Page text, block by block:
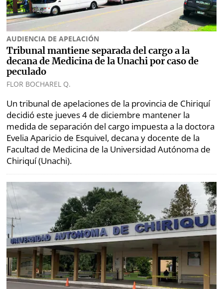
Mundo
Deportes
Tecnología
Ponle
la
Firma
Blogs
Fotografías
Videos
de
erratas
Historias
SERVICIOS
E-
Paper
Buscador
Comunicados
Catálogos
Contenido
marcas
RSS
Temas
AUDIENCIA DE APELACIÓN
Tribunal mantiene separada del cargo a la
decana de Medicina de la Unachi por caso de
peculado
FLOR BOCHAREL Q.
Un tribunal de apelaciones de la provincia de Chiriquí
decidió este jueves 4 de diciembre mantener la
medida de separación del cargo impuesta a la doctora
Evelia Aparicio de Esquivel, decana y docente de la
Facultad de Medicina de la Universidad Autónoma de
Chiriquí (Unachi).